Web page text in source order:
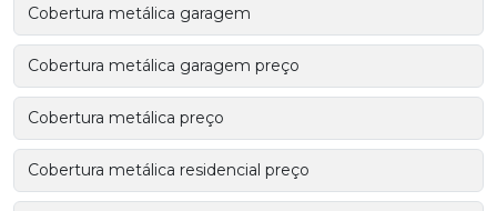
Cobertura metálica garagem
Cobertura metálica garagem preço
Cobertura metálica preço
Cobertura metálica residencial preço